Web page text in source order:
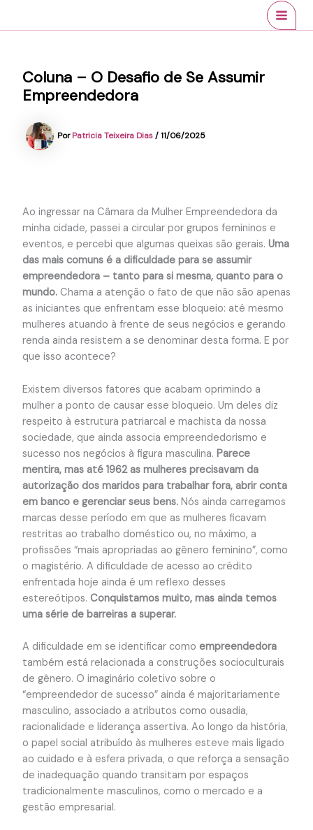
Coluna – O Desafio de Se Assumir
Empreendedora
PorPatricia Teixeira Dias/11/06/2025
Ao ingressar na Câmara da Mulher Empreendedora da
minha cidade, passei a circular por grupos femininos e
eventos, e percebi que algumas queixas são gerais. Uma
das mais comuns é a dificuldade para se assumir
empreendedora – tanto para si mesma, quanto para o
mundo.Chama a atenção o fato de que não são apenas
as iniciantes que enfrentam esse bloqueio: até mesmo
mulheres atuando à frente de seus negócios e gerando
renda ainda resistem a se denominar desta forma. E por
que isso acontece?
Existem diversos fatores que acabam oprimindo a
mulher a ponto de causar esse bloqueio. Um deles diz
respeito à estrutura patriarcal e machista da nossa
sociedade, que ainda associa empreendedorismo e
sucesso nos negócios à figura masculina. Parece
mentira, mas até 1962 as mulheres precisavam da
autorização dos maridos para trabalhar fora, abrir conta
em banco e gerenciar seus bens.Nós ainda carregamos
marcas desse período em que as mulheres ficavam
restritas ao trabalho doméstico ou, no máximo, a
profissões “mais apropriadas ao gênero feminino”, como
o magistério. A dificuldade de acesso ao crédito
enfrentada hoje ainda é um reflexo desses
estereótipos. Conquistamos muito, mas ainda temos
uma série de barreiras a superar.
A dificuldade em se identificar como empreendedora
também está relacionada a construções socioculturais
de gênero. O imaginário coletivo sobre o
“empreendedor de sucesso” ainda é majoritariamente
masculino, associado a atributos como ousadia,
racionalidade e liderança assertiva. Ao longo da história,
o papel social atribuído às mulheres esteve mais ligado
ao cuidado e à esfera privada, o que reforça a sensação
de inadequação quando transitam por espaços
tradicionalmente masculinos, como o mercado e a
gestão empresarial.